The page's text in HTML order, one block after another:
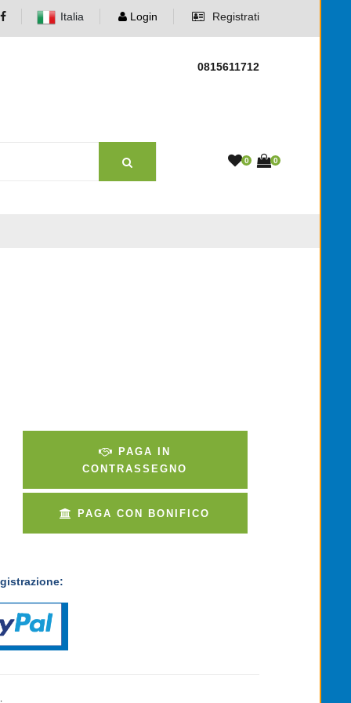
Italia Login Registrati
0815611712
0 0
CONTRASSEGNO
PAGA CON BONIFICO